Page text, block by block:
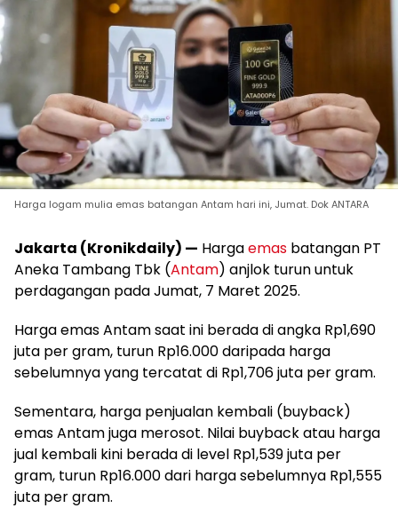
Harga logam mulia emas batangan Antam hari ini, Jumat. Dok ANTARA
Jakarta (Kronikdaily) — Hargaemas batangan PT
Aneka Tambang Tbk (Antam) anjlok turun untuk
perdagangan pada Jumat, 7 Maret 2025.
Harga emas Antam saat ini berada di angka Rp1,690
juta per gram, turun Rp16.000 daripada harga
sebelumnya yang tercatat di Rp1,706 juta per gram.
Sementara, harga penjualan kembali (buyback)
emas Antam juga merosot. Nilai buyback atau harga
jual kembali kini berada di level Rp1,539 juta per
gram, turun Rp16.000 dari harga sebelumnya Rp1,555
juta per gram.